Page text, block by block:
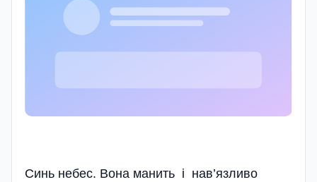
Синь небес. Вона манить і нав’язливо